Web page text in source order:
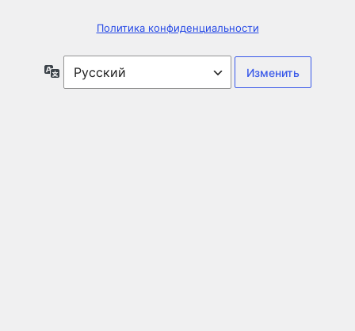
Политика конфиденциальности
Язык